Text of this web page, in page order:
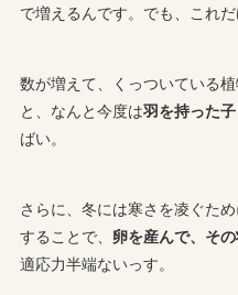
で増えるんです。でも、これだ
数が増えて、くっついている
と、なんと今度は羽を持った
ばい。
さらに、冬には寒さを凌ぐた
することで、 卵を産んで、そ
適応力半端ないっす。